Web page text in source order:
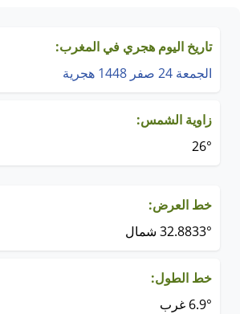
تاريخ اليوم هجري في المغرب:
الجمعة 24 صفر 1448 هجرية
زاوية الشمس:
26°
خط العرض:
32.8833° شمال
خط الطول:
6.9° غرب